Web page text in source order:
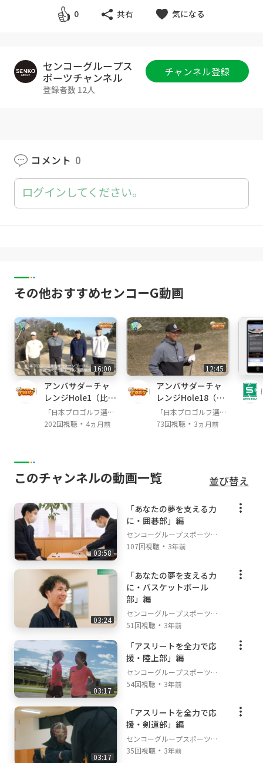
https://www.senkogrouphd.co.jp/csr/health/
declaration/
誰かが支えていてくれる。
そんな あたりまえに 幸せな暮らし。
そんなあたりまえの暮らしを センコーグルー
みんなにとっての あたりまえに幸せな暮らし
を目指しています。
滞りなく進む 日々の暮らしの中に。
夢を追いかけながら 営む生活の中に。
#センコーグループ
柔道部：https://www.senko.co.jp/judo/
ゴルフ部：https://www.senko.co.jp/golf/
剣道部：http://www.runtec.co.jp/kendo/
陸上部：https://www.senko.co.jp/track_fiel
d/
テニス部：https://www.tennis.senko.co.jp/
0 共有 気になる
センコーグループス
ポーツチャンネル
登録者数 12人
チャンネル登録
コメント 0
ログインしてください。
その他おすすめセンコーG動画
16:00
アンバサダーチャ
レンジHole1（比良
１）
「日本プロゴルフ選手
権大会センコーグルー
202回視聴・ 4ヵ月前
12:45
アンバサダーチャ
レンジHole18（伊
吹９）
「日本プロゴルフ選手
権大会センコーグルー
73回視聴・ 3ヵ月前
このチャンネルの動画一覧 並び替え
03:58
「あなたの夢を支える力
に・囲碁部」編
センコーグループスポーツチ
ャンネル
107回視聴 ・ 3年前
03:24
「あなたの夢を支える力
に・バスケットボール
部」編
センコーグループスポーツチ
ャンネル
51回視聴 ・ 3年前
03:17
「アスリートを全力で応
援・陸上部」編
センコーグループスポーツチ
ャンネル
54回視聴 ・ 3年前
03:17
「アスリートを全力で応
援・剣道部」編
センコーグループスポーツチ
ャンネル
35回視聴 ・ 3年前